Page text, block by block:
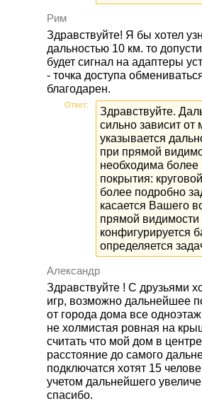
Рим
Здравствуйте! Я бы хотел
дальностью 10 км. то
будет сигнал на адаптеры
- точка доступа
благодарен.
Ответ:
Здравствуйте.
сильно зависит
указывается
при прямой
необходима
покрытия:
более подробно
касается Вашего
прямой видимости
конфигурируется
определяется
Александр
Здравствуйте ! С друзьями
игр, возможно дальнейшее
от города дома все
не холмистая ровная на
считать что мой дом в
расстояние до самого
подключатся хотят 15
учетом дальнейшего
спасибо.